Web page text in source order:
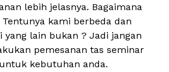
lebih jelasnya. Bagaimana
kami berbeda dan
yang lain bukan ? Jadi jangan
pemesanan tas seminar
kebutuhan anda.